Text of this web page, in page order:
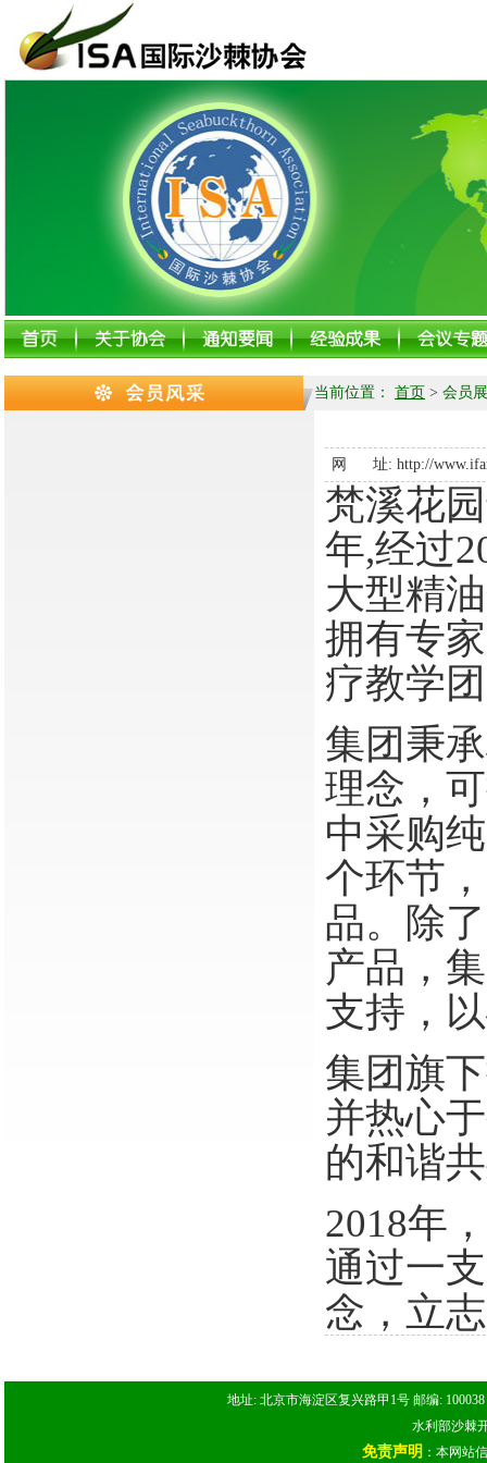
当前位置： 首页 > 会员
网 址: http://
梵溪花
年,经过
大型精
拥有专
疗教学
集团秉
理念，
中采购
个环节
品。除
产品，
支持，
集团旗
并热心
的和谐
2018年
通过一
念，立
地址: 北京市海淀区复兴路甲1号 邮编:
水利部沙棘
免责声明 ：本网站